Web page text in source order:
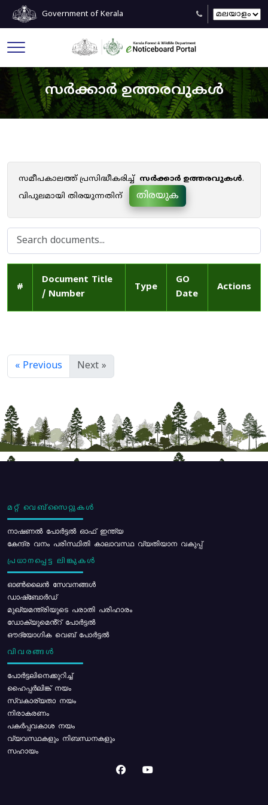
Government of Kerala
സർക്കാർ ഉത്തരവുകൾ
സമീപകാലത്ത് പ്രസിദ്ധീകരിച്ച് സർക്കാർ ഉത്തരവുകൾ.
വിപുലമായി തിരയുന്നതിന്
തിരയുക
#
Document Title
/ Number
Type
GO
Date
Actions
« Previous Next »
മറ്റ് വെബ്സൈറ്റുകൾ
നാഷണൽ പോർട്ടൽ ഓഫ് ഇന്ത്യ
കേന്ദ്ര വനം പരിസ്ഥിതി കാലാവസ്ഥ വ്യതിയാന വകുപ്പ്
പ്രധാനപ്പെട്ട ലിങ്കുകൾ
ഓൺലൈൻ സേവനങ്ങൾ
ഡാഷ്ബോർഡ്
മുഖ്യമന്ത്രിയുടെ പരാതി പരിഹാരം
ഡോക്യുമെൻ്റ് പോർട്ടൽ
ഔദ്യോഗിക വെബ് പോർട്ടൽ
വിവരങ്ങൾ
പോര്‍ട്ടലിനെക്കുറിച്ച്
ഹൈപ്പർലിങ്ക് നയം
സ്വകാര്യതാ നയം
നിരാകരണം
പകർപ്പവകാശ നയം
വ്യവസ്ഥകളും നിബന്ധനകളും
സഹായം